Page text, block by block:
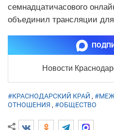
семнадцатичасового
объединил трансляции
Новости
#КРАСНОДАРСКИЙ КРАЙ ,
ОТНОШЕНИЯ , #ОБЩЕСТВО